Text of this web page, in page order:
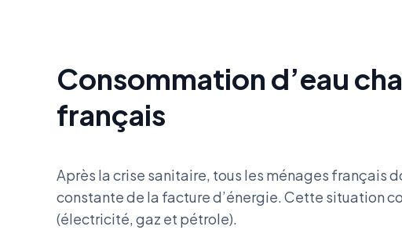
Consommation d’eau
français
Après la crise sanitaire, tous les ménages français
constante de la facture d’énergie. Cette situation
(électricité, gaz et pétrole).